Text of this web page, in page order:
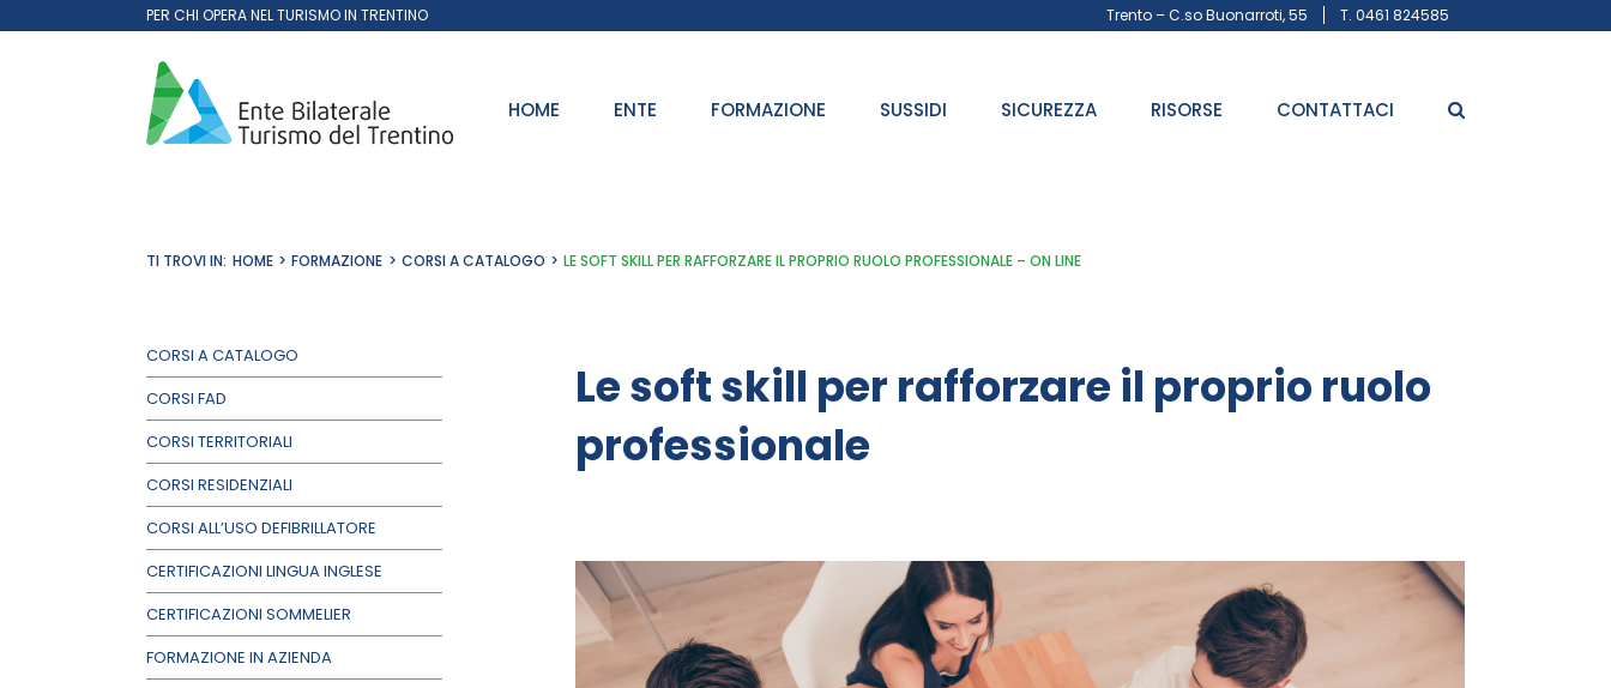
al
PER CHI OPERA NEL TURISMO IN TRENTINO Trento – C.so Buonarroti, 55 T. 0461 824585
HOME ENTE FORMAZIONE SUSSIDI SICUREZZA RISORSE CONTATTACI
TI TROVI IN: HOME FORMAZIONE CORSI A CATALOGO LE SOFT SKILL PER RAFFORZARE IL PROPRIO RUOLO PROFESSIONALE – ON LINE
CORSI A CATALOGO
CORSI FAD
CORSI TERRITORIALI
CORSI RESIDENZIALI
CORSI ALL’USO DEFIBRILLATORE
CERTIFICAZIONI LINGUA INGLESE
CERTIFICAZIONI SOMMELIER
FORMAZIONE IN AZIENDA
Le soft skill per rafforzare il proprio ruolo
professionale